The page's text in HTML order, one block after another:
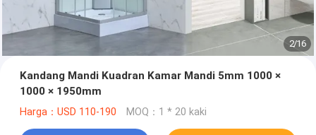
2/16
Kandang Mandi Kuadran Kamar Mandi 5mm 1000 ×
1000 × 1950mm
Harga：USD 110-190 MOQ：1 * 20 kaki